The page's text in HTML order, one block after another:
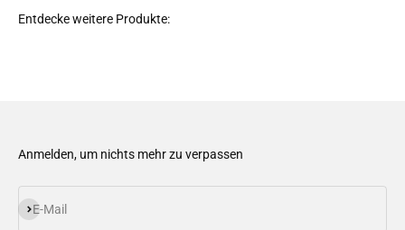
Anmelden, um nichts mehr zu verpassen
E-Mail
Abonnieren